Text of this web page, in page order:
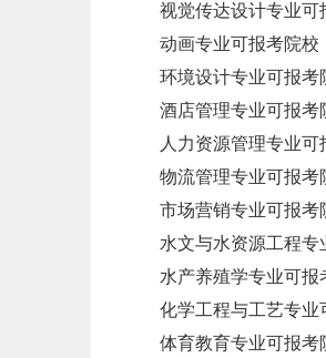
视觉传达设计专业可
动画专业可报考院校
环境设计专业可报考
酒店管理专业可报考
人力资源管理专业可
物流管理专业可报考
市场营销专业可报考
水文与水资源工程专
水产养殖学专业可报
化学工程与工艺专业
体育教育专业可报考